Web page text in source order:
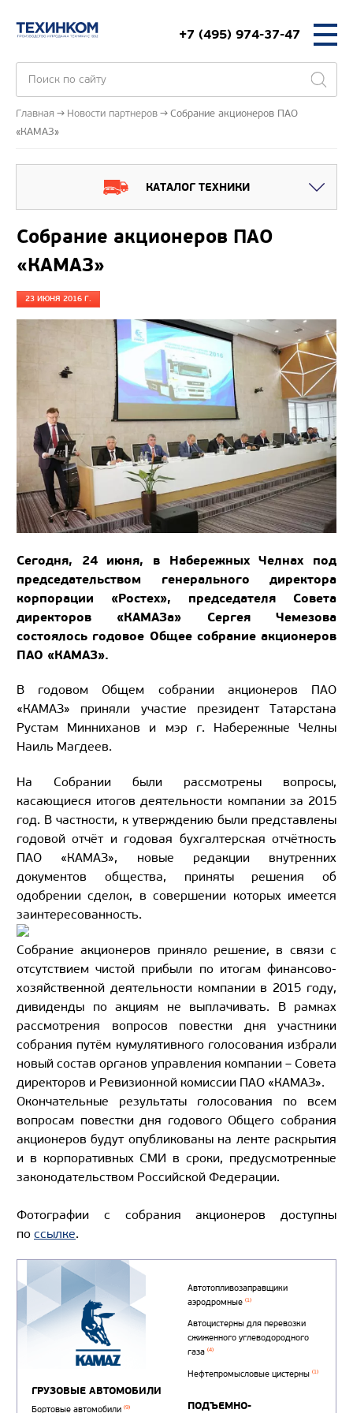
+7 (495) 974-37-47
Главная Новости партнеров
Собрание акционеров ПАО
«КАМАЗ»
КАТАЛОГ ТЕХНИКИ
Собрание акционеров ПАО
«КАМАЗ»
23 ИЮНЯ 2016 Г.
Сегодня, 24 июня, в Набережных Челнах под
председательством генерального директора
корпорации «Ростех», председателя Совета
директоров «КАМАЗа» Сергея Чемезова
состоялось годовое Общее собрание акционеров
ПАО «КАМАЗ».
В годовом Общем собрании акционеров ПАО
«КАМАЗ» приняли участие президент Татарстана
Рустам Минниханов и мэр г. Набережные Челны
Наиль Магдеев.
На Собрании были рассмотрены вопросы,
касающиеся итогов деятельности компании за 2015
год. В частности, к утверждению были представлены
годовой отчёт и годовая бухгалтерская отчётность
ПАО «КАМАЗ», новые редакции внутренних
документов общества, приняты решения об
одобрении сделок, в совершении которых имеется
заинтересованность.
Собрание акционеров приняло решение, в связи с
отсутствием чистой прибыли по итогам финансово-
хозяйственной деятельности компании в 2015 году,
дивиденды по акциям не выплачивать. В рамках
рассмотрения вопросов повестки дня участники
собрания путём кумулятивного голосования избрали
новый состав органов управления компании – Совета
директоров и Ревизионной комиссии ПАО «КАМАЗ».
Окончательные результаты голосования по всем
вопросам повестки дня годового Общего собрания
акционеров будут опубликованы на ленте раскрытия
и в корпоративных СМИ в сроки, предусмотренные
законодательством Российской Федерации.
Фотографии с собрания акционеров доступны
по ссылке.